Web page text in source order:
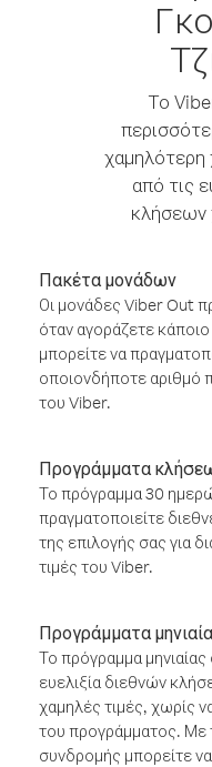
Το
χαμηλότερη
από τις
κλήσεων
Πακέτα μονάδων
Οι μονάδες Viber Out
όταν αγοράζετε
μπορείτε να
οποιονδήποτε αριθμό
του Viber.
Προγράμματα
Το πρόγραμμα 30
πραγματοποιείτε
της επιλογής σας για
τιμές του Viber.
Προγράμματα
Το πρόγραμμα
ευελιξία διεθνών
χαμηλές τιμές, χωρίς
του προγράμματος. Με
συνδρομής μπορείτε